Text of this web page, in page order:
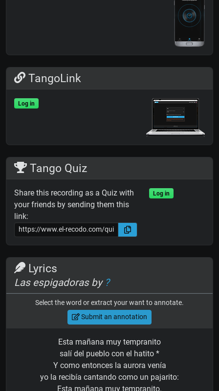
TangoLink
Log in
Tango Quiz
Share this recording as a Quiz with
your friends by sending them this
link:
Log in
Lyrics
Las espigadoras by ?
Select the word or extract your want to annotate.
Submit an annotation
Esta mañana muy tempranito
salí del pueblo con el hatito *
Y como entonces la aurora venía
yo la recibía cantando como un pajarito:
Esta mañana muy tempranito.